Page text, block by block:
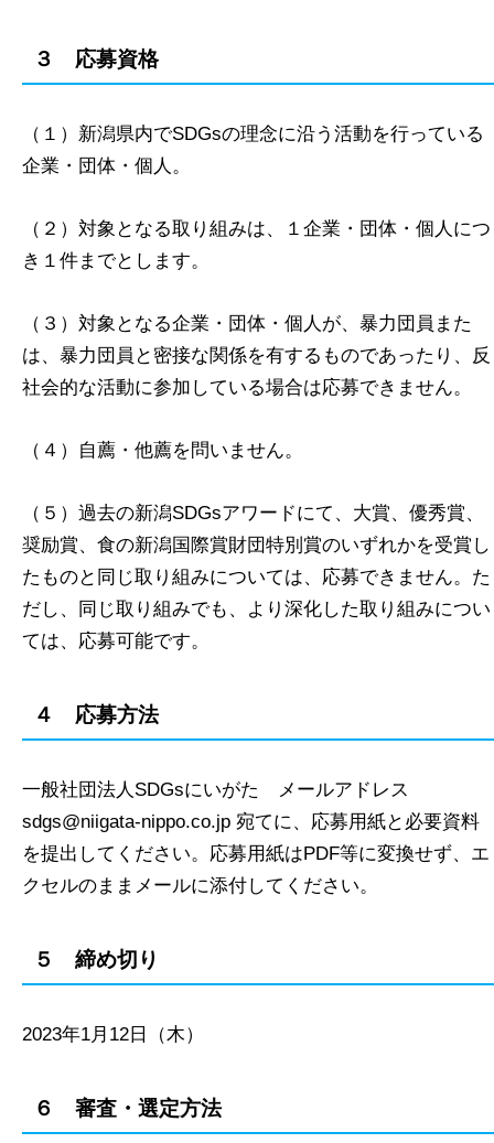
３ 応募資格
（１）新潟県内でSDGsの理念に沿う活動を行っている
企業・団体・個人。
（２）対象となる取り組みは、１企業・団体・個人につ
き１件までとします。
（３）対象となる企業・団体・個人が、暴力団員また
は、暴力団員と密接な関係を有するものであったり、反
社会的な活動に参加している場合は応募できません。
（４）自薦・他薦を問いません。
（５）過去の新潟SDGsアワードにて、大賞、優秀賞、
奨励賞、食の新潟国際賞財団特別賞のいずれかを受賞し
たものと同じ取り組みについては、応募できません。た
だし、同じ取り組みでも、より深化した取り組みについ
ては、応募可能です。
４ 応募方法
一般社団法人SDGsにいがた メールアドレス
sdgs@niigata-nippo.co.jp 宛てに、応募用紙と必要資料
を提出してください。応募用紙はPDF等に変換せず、エ
クセルのままメールに添付してください。
５ 締め切り
2023年1月12日（木）
６ 審査・選定方法